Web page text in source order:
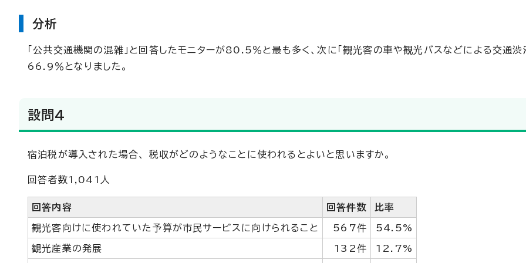
分析
「公共交通機関の混雑」と回答したモニターが80.5％と最も多く、次に「観光客の車や観光バスなどによる交通渋
66.9％となりました。
設問4
宿泊税が導入された場合、 税収がどのようなことに使われるとよいと思いますか。
回答者数1,041人
回答内容 回答件数 比率
観光客向けに使われていた予算が市民サービスに向けられること 567件 54.5%
観光産業の発展 132件 12.7%